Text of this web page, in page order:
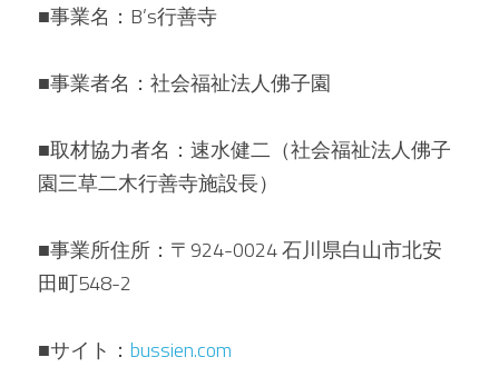
■事業名：B’s行善寺
■事業者名：社会福祉法人佛子園
■取材協力者名：速水健二（社会福祉法人佛子
園三草二木行善寺施設長）
■事業所住所：〒924-0024 石川県白山市北安
田町548-2
■サイト： bussien.com